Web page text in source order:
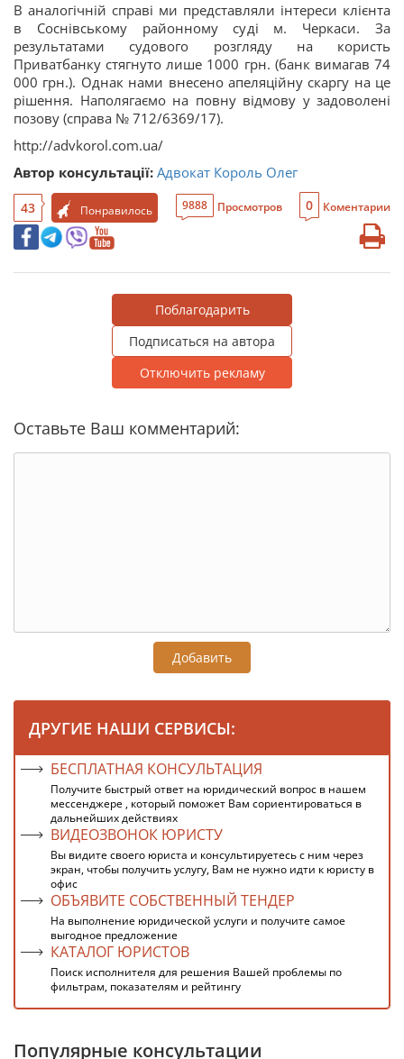
В аналогічній справі ми представляли інтереси клієнта
в Соснівському районному суді м. Черкаси. За
результатами судового розгляду на користь
Приватбанку стягнуто лише 1000 грн. (банк вимагав 74
000 грн.). Однак нами внесено апеляційну скаргу на це
рішення. Наполягаємо на повну відмову у задоволені
позову (справа № 712/6369/17).
http://advkorol.com.ua/
Автор консультації: Адвокат Король Олег
43 Понравилось 9888 Просмотров 0 Коментарии
Поблагодарить
Подписаться на автора
Отключить рекламу
Оставьте Ваш комментарий:
Добавить
ДРУГИЕ НАШИ СЕРВИСЫ:
БЕСПЛАТНАЯ КОНСУЛЬТАЦИЯ
Получите быстрый ответ на юридический вопрос в нашем
мессенджере , который поможет Вам сориентироваться в
дальнейших действиях
ВИДЕОЗВОНОК ЮРИСТУ
Вы видите своего юриста и консультируетесь с ним через
экран, чтобы получить услугу, Вам не нужно идти к юристу в
офис
ОБЪЯВИТЕ СОБСТВЕННЫЙ ТЕНДЕР
На выполнение юридической услуги и получите самое
выгодное предложение
КАТАЛОГ ЮРИСТОВ
Поиск исполнителя для решения Вашей проблемы по
фильтрам, показателям и рейтингу
Популярные консультации